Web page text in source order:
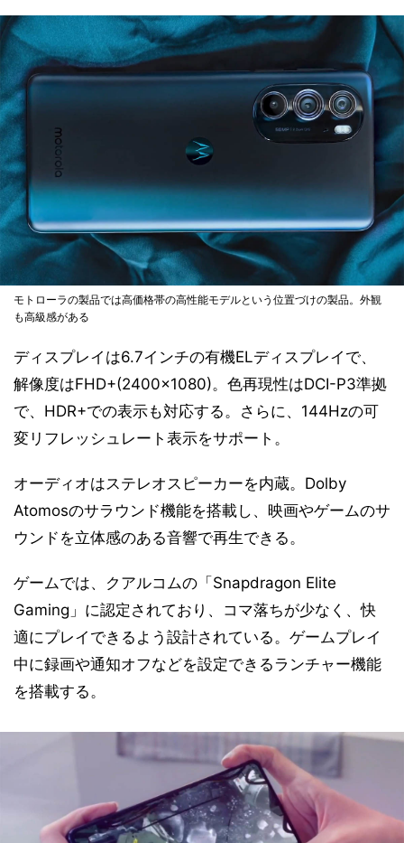
モトローラの製品では高価格帯の高性能モデルという位置づけの製品。外観
も高級感がある
ディスプレイは6.7インチの有機ELディスプレイで、
解像度はFHD+(2400×1080)。色再現性はDCI-P3準拠
で、HDR+での表示も対応する。さらに、144Hzの可
変リフレッシュレート表示をサポート。
オーディオはステレオスピーカーを内蔵。Dolby
Atomosのサラウンド機能を搭載し、映画やゲームのサ
ウンドを立体感のある音響で再生できる。
ゲームでは、クアルコムの「Snapdragon Elite
Gaming」に認定されており、コマ落ちが少なく、快
適にプレイできるよう設計されている。ゲームプレイ
中に録画や通知オフなどを設定できるランチャー機能
を搭載する。